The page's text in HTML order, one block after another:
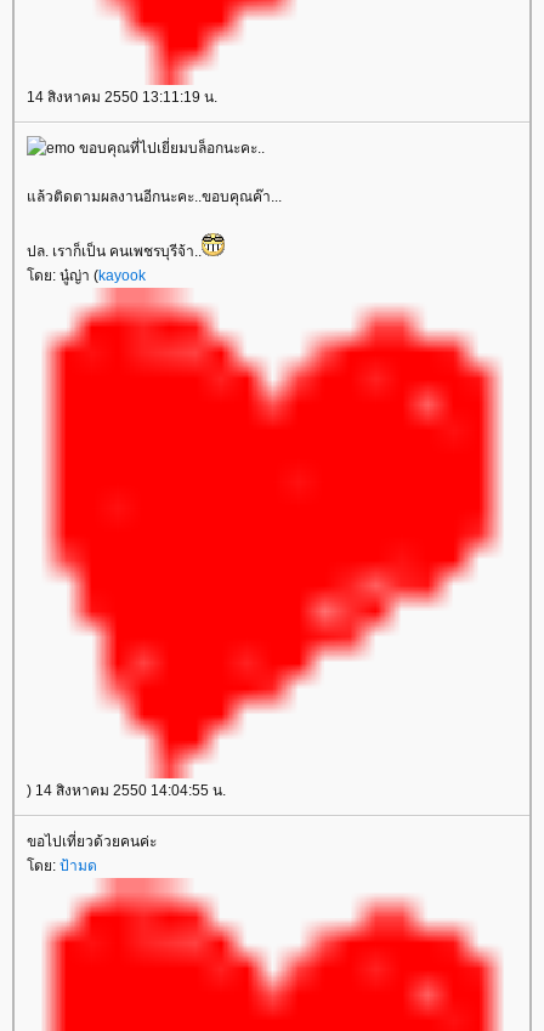
14 สิงหาคม 2550 13:11:19 น.
ขอบคุณที่ไปเยี่ยมบล็อกนะคะ..
ล้วติดตามผลงานอีกนะคะ..ขอบคุณค๊า...
ปล. เราก็เป็น คนเพชรบุรีจ้า..
ดย: นู๋ญ่า (kayook
) 14 สิงหาคม 2550 14:04:55 น.
ขอไปเที่ยวด้วยคนค่ะ
ดย: ป้ามด